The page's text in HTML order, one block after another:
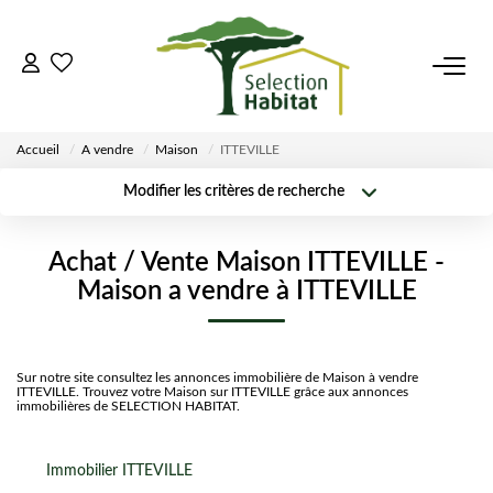
ACCUEIL
NOUS REJOINDRE
Accueil A vendre Maison ITTEVILLE
Modifier les critères de recherche
Type de
transaction
Rayon Plus de critères
Créer une
alerte
Achat / Vente Maison ITTEVILLE -
Maison a vendre à ITTEVILLE
Sur notre site consultez les annonces immobilière de Maison à vendre
ITTEVILLE. Trouvez votre Maison sur ITTEVILLE grâce aux annonces
immobilières de SELECTION HABITAT.
Immobilier ITTEVILLE